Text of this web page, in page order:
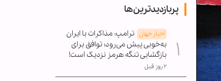
پربازدیدترین‌ها
اخبار جهان ترامپ: مذاکرات با ایران
به‌خوبی پیش می‌رود؛ توافق برای
بازگشایی تنگه هرمز نزدیک است!
۲ روز قبل